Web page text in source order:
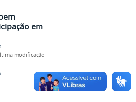
em
modificação